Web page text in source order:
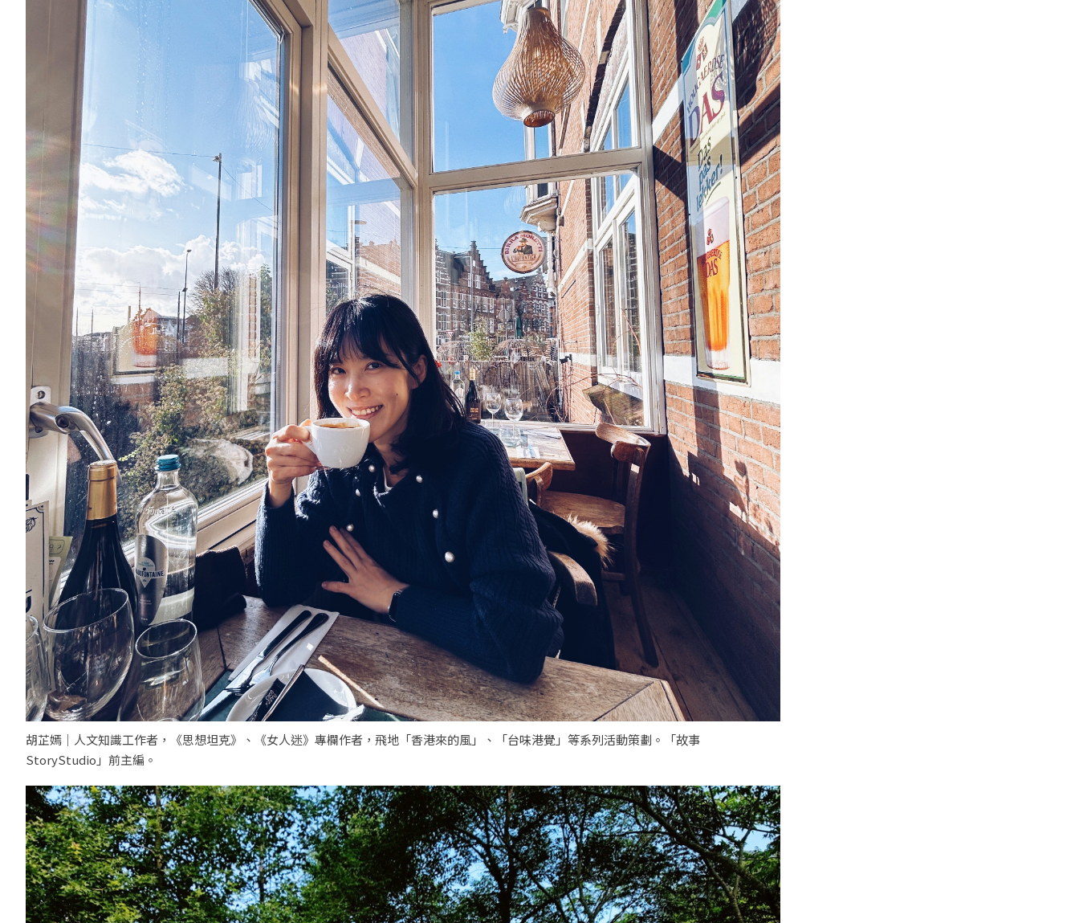
胡芷嫣｜人文知識工作者，《思想坦克》、《女人迷》專欄作者，飛地「香港來的風」、「台味港覺」等系列活動策劃。「故事
StoryStudio」前主編。